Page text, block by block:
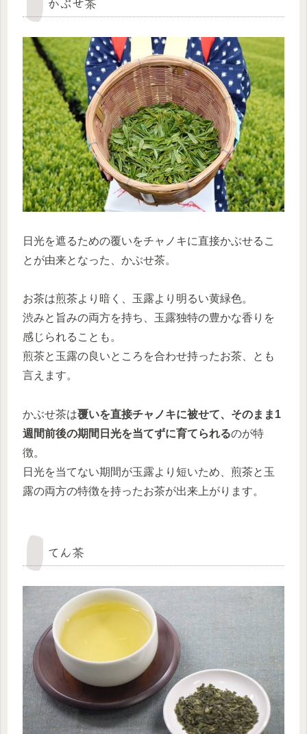
日光を遮るための覆いをチャノキに直接かぶせるこ
とが由来となった、かぶせ茶。
お茶は煎茶より暗く、玉露より明るい黄緑色。
渋みと旨みの両方を持ち、玉露独特の豊かな香りを
感じられることも。
煎茶と玉露の良いところを合わせ持ったお茶、とも
言えます。
かぶせ茶は覆いを直接チャノキに被せて、そのまま1
週間前後の期間日光を当てずに育てられるのが特
徴。
日光を当てない期間が玉露より短いため、煎茶と玉
露の両方の特徴を持ったお茶が出来上がります。
てん茶